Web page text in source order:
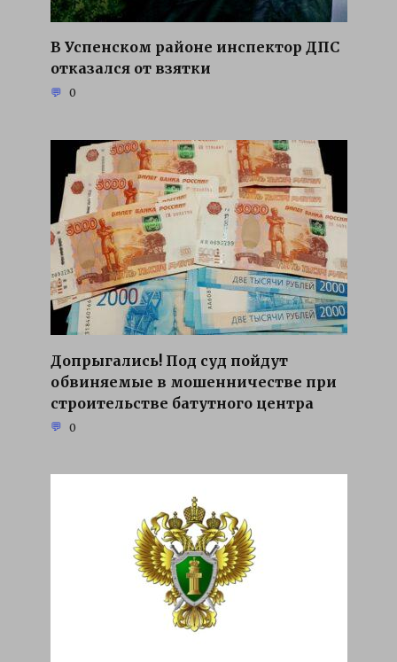
В Успенском районе инспектор ДПС
отказался от взятки
0
Допрыгались! Под суд пойдут
обвиняемые в мошенничестве при
строительстве батутного центра
0